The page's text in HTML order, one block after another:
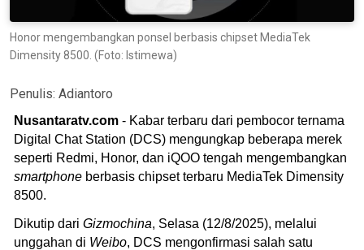
Honor mengembangkan ponsel berbasis chipset MediaTek
Dimensity 8500. (Foto: Istimewa)
Penulis: Adiantoro
Nusantaratv.com - Kabar terbaru dari pembocor ternama
Digital Chat Station (DCS) mengungkap beberapa merek
seperti Redmi, Honor, dan iQOO tengah mengembangkan
smartphone berbasis chipset terbaru MediaTek Dimensity
8500.
Dikutip dari Gizmochina, Selasa (12/8/2025), melalui
unggahan di Weibo, DCS mengonfirmasi salah satu